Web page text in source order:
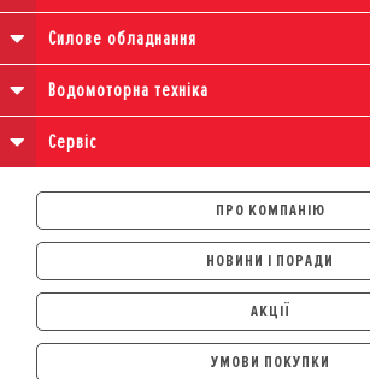
Силове обладнання
Водомоторна техніка
Сервіс
ПРО КОМПАНІЮ
НОВИНИ І ПОРАДИ
АКЦІЇ
УМОВИ ПОКУПКИ